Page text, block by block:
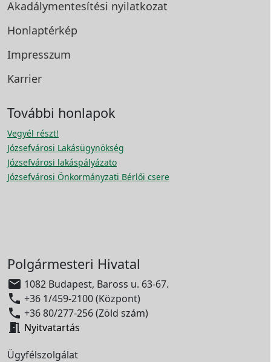
Akadálymentesítési nyilatkozat
Honlaptérkép
Impresszum
Karrier
További honlapok
Vegyél részt!
Józsefvárosi Lakásügynökség
Józsefvárosi lakáspályázato
Józsefvárosi Önkormányzati Bérlői csere
Polgármesteri Hivatal
 1082 Budapest, Baross u. 63-67.
 +36 1/459-2100 (Központ)
 +36 80/277-256 (Zöld szám)
 Nyitvatartás
Ügyfélszolgálat